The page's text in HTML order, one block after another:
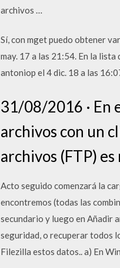
archivos …
Sí, con mget puedo obtener
may. 17 a las 21:54. En la
antoniop el 4 dic. 18 a las
31/08/2016 · En
archivos con un
archivos (FTP)
Acto seguido comenzará la
encontremos (todas las
secundario y luego en Añadir
seguridad, o recuperar todos
Filezilla estos datos.. a) En